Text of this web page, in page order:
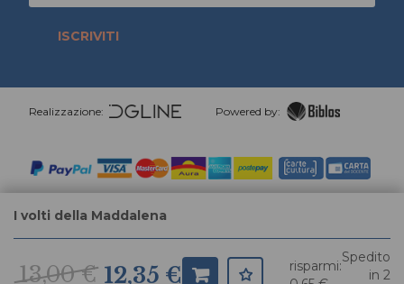
I volti della Maddalena
13,00 € 12,35 €
risparmi:
Spedito
in 2
ISCRIVITI
Realizzazione: Powered by: